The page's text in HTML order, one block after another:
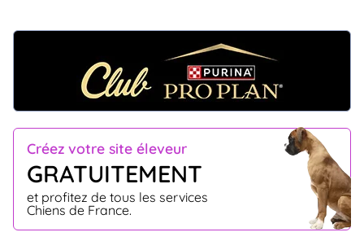
Créez votre site éleveur
GRATUITEMENT
et profitez de tous les services
Chiens de France.